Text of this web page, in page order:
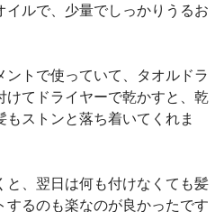
ルで、少量でしっかりうるお
トで使っていて、タオルドラ
けてドライヤーで乾かすと、乾
ストンと落ち着いてくれま
と、翌日は何も付けなくても髪
するのも楽なのが良かったです